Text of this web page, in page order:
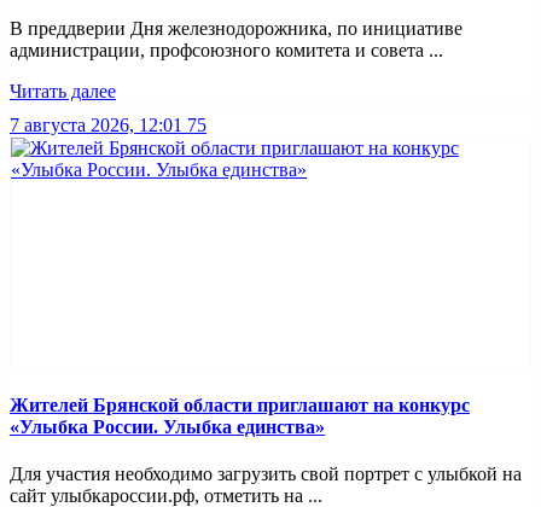
В преддверии Дня железнодорожника, по инициативе
администрации, профсоюзного комитета и совета ...
Читать далее
7 августа 2026, 12:01 75
Жителей Брянской области приглашают на конкурс
«Улыбка России. Улыбка единства»
Для участия необходимо загрузить свой портрет с улыбкой на
сайт улыбкароссии.рф, отметить на ...